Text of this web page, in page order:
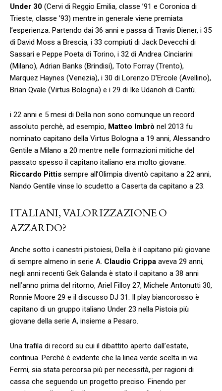
Under 30 (Cervi di Reggio Emilia, classe ’91 e Coronica di
Trieste, classe ’93) mentre in generale viene premiata
l’esperienza. Partendo dai 36 anni e passa di Travis Diener, i 35
di David Moss a Brescia, i 33 compiuti di Jack Devecchi di
Sassari e Peppe Poeta di Torino, i 32 di Andrea Cinciarini
(Milano), Adrian Banks (Brindisi), Toto Forray (Trento),
Marquez Haynes (Venezia), i 30 di Lorenzo D’Ercole (Avellino),
Brian Qvale (Virtus Bologna) e i 29 di Ike Udanoh di Cantù.
i 22 anni e 5 mesi di Della non sono comunque un record
assoluto perchè, ad esempio, Matteo Imbrò nel 2013 fu
nominato capitano della Virtus Bologna a 19 anni, Alessandro
Gentile a Milano a 20 mentre nelle formazioni mitiche del
passato spesso il capitano italiano era molto giovane.
Riccardo Pittis sempre all’Olimpia diventò capitano a 22 anni,
Nando Gentile vinse lo scudetto a Caserta da capitano a 23.
ITALIANI, VALORIZZAZIONE O
AZZARDO?
Anche sotto i canestri pistoiesi, Della è il capitano più giovane
di sempre almeno in serie A. Claudio Crippa aveva 29 anni,
negli anni recenti Gek Galanda è stato il capitano a 38 anni
nell’anno prima del ritorno, Ariel Filloy 27, Michele Antonutti 30,
Ronnie Moore 29 e il discusso DJ 31. Il play biancorosso è
capitano di un gruppo italiano Under 23 nella Pistoia più
giovane della serie A, insieme a Pesaro.
Una trafila di record su cui il dibattito aperto dall’estate,
continua. Perchè è evidente che la linea verde scelta in via
Fermi, sia stata percorsa più per necessità, per ragioni di
cassa che seguendo un progetto preciso. Finendo per